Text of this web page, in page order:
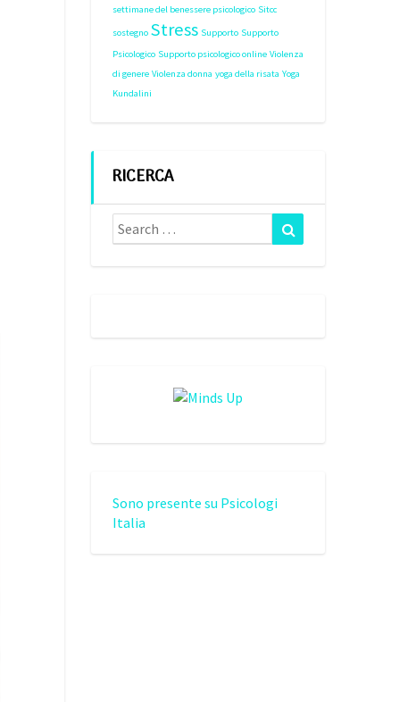
settimane del benessere psicologico Sitcc
sostegno Stress Supporto Supporto
Psicologico Supporto psicologico online Violenza
di genere Violenza donna yoga della risata Yoga
Kundalini
RICERCA
Search
for:
Sono presente su Psicologi
Italia